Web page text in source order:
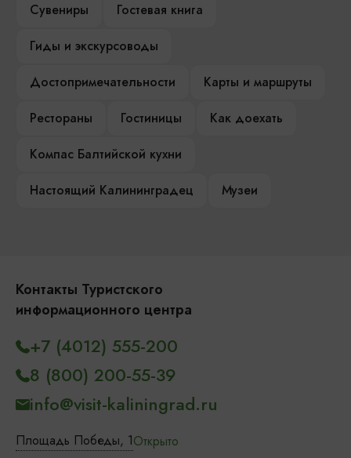
Сувениры
Гостевая книга
Гиды и экскурсоводы
Достопримечательности
Карты и маршруты
Рестораны
Гостиницы
Как доехать
Компас Балтийской кухни
Настоящий Калининградец
Музеи
Контакты Туристского
информационного центра
Площадь Победы, 1Открыто
+7 (4012) 555-200
8 (800) 200-55-39
info@visit-kaliningrad.ru